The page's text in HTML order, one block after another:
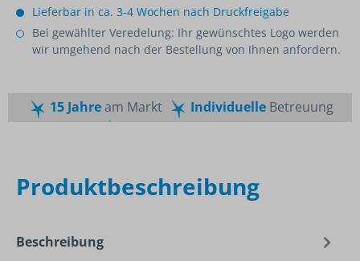
Lieferbar in ca. 3-4 Wochen nach Druckfreigabe
Bei gewählter Veredelung: Ihr gewünschtes Logo werden
wir umgehend nach der Bestellung von Ihnen anfordern.
15 Jahream Markt IndividuelleBetreuung
Produktbeschreibung
Beschreibung